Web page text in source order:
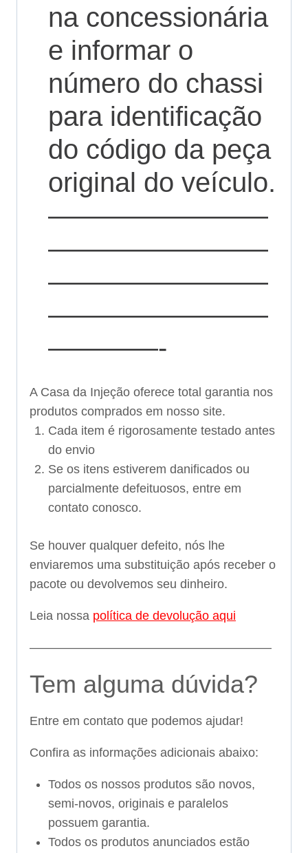
na concessionária
e informar o
número do chassi
para identificação
do código da peça
original do veículo.
————————
————————
————————
————————
————-
A Casa da Injeção oferece total garantia nos
produtos comprados em nosso site.
Cada item é rigorosamente testado antes
do envio
Se os itens estiverem danificados ou
parcialmente defeituosos, entre em
contato conosco.
Se houver qualquer defeito, nós lhe
enviaremos uma substituição após receber o
pacote ou devolvemos seu dinheiro.
Leia nossa política de devolução aqui
———————————————————–
Tem alguma dúvida?
Entre em contato que podemos ajudar!
Confira as informações adicionais abaixo:
Todos os nossos produtos são novos,
semi-novos, originais e paralelos
possuem garantia.
Todos os produtos anunciados estão